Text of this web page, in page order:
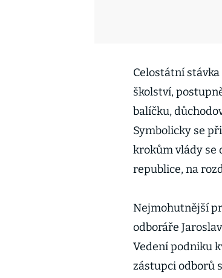
Celostátní
školství,
balíčku,
Symbolicky se
krokům vlády se
republice, na
Nejmohutnější
odboráře
Vedení podniku
zástupci odborů